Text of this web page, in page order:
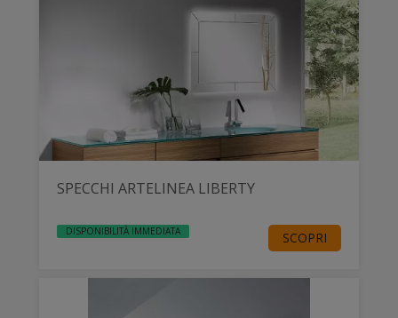
SPECCHI ARTELINEA LIBERTY
DISPONIBILITÀ IMMEDIATA SCOPRI